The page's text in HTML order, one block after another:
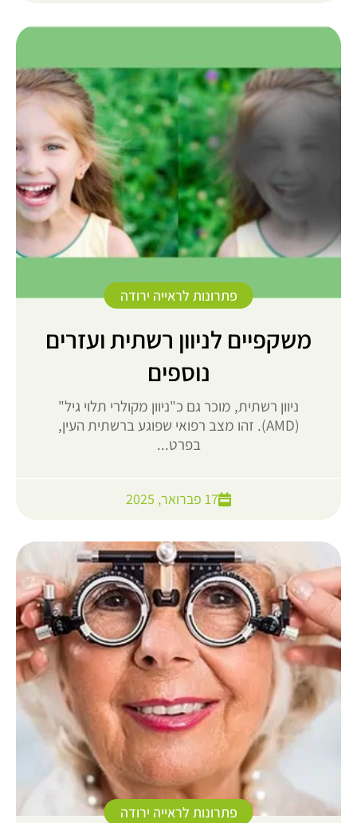
פתרונות לראייה ירודה
משקפיים לניוון רשתית ועזרים
נוספים
ניוון רשתית, מוכר גם כ"ניוון מקולרי תלוי גיל"
(AMD). זהו מצב רפואי שפוגע ברשתית העין,
בפרט...
17 פברואר, 2025
פתרונות לראייה ירודה